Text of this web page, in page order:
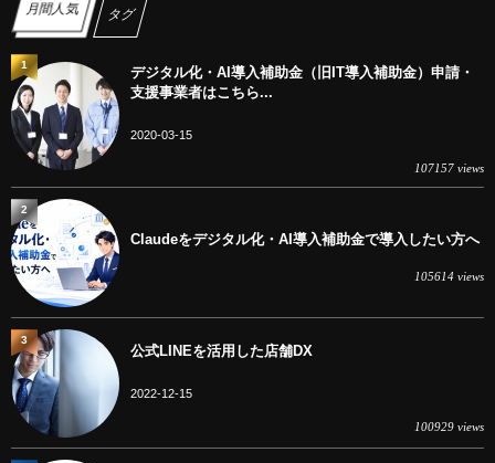
月間人気 タグ
デジタル化・AI導入補助金（旧IT導入補助金）申請・
支援事業者はこちら...
2020-03-15
107157 views
1
Claudeをデジタル化・AI導入補助金で導入したい方へ
105614 views
2
公式LINEを活用した店舗DX
2022-12-15
100929 views
3